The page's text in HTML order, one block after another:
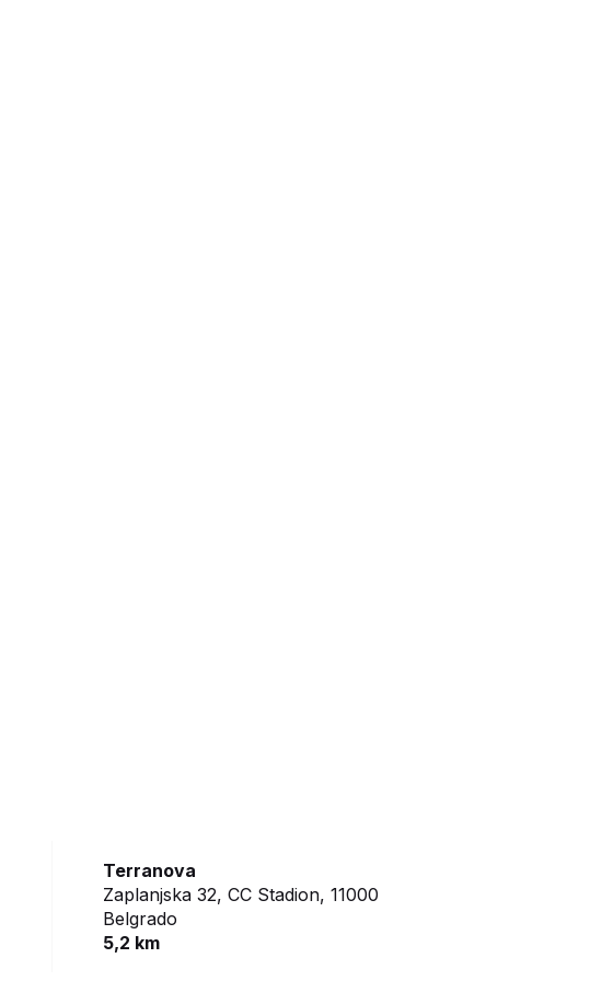
Terranova
Zaplanjska 32, CC Stadion, 11000
Belgrado
5,2 km